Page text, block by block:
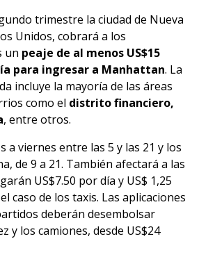
trimestre la ciudad de Nueva
Unidos, cobrará a los
un peaje de al menos US$15
para ingresar a Manhattan. La
incluye la mayoría de las áreas
como el distrito financiero,
, entre otros.
a viernes entre las 5 y las 21 y los
de 9 a 21. También afectará a las
US$7.50 por día y US$ 1,25
caso de los taxis. Las aplicaciones
deberán desembolsar
y los camiones, desde US$24